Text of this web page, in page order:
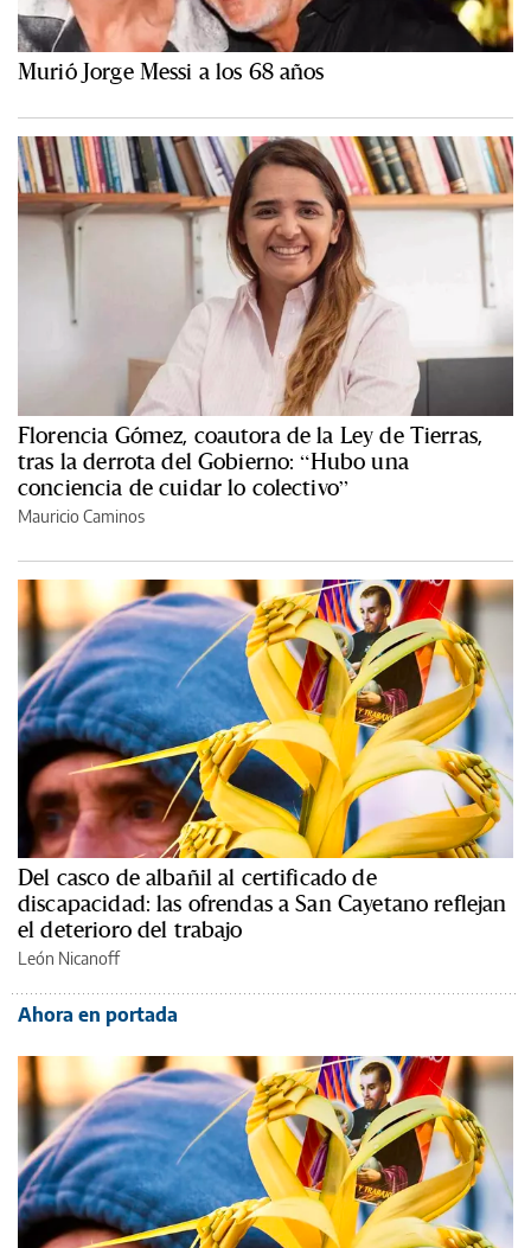
Murió Jorge Messi a los 68 años
Florencia Gómez, coautora de la Ley de Tierras,
tras la derrota del Gobierno: “Hubo una
conciencia de cuidar lo colectivo”
Mauricio Caminos
Del casco de albañil al certificado de
discapacidad: las ofrendas a San Cayetano reflejan
el deterioro del trabajo
León Nicanoff
Ahora en portada